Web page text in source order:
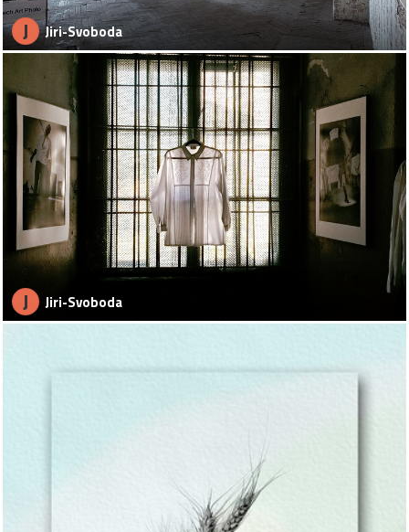
J Jiri-Svoboda
J Jiri-Svoboda